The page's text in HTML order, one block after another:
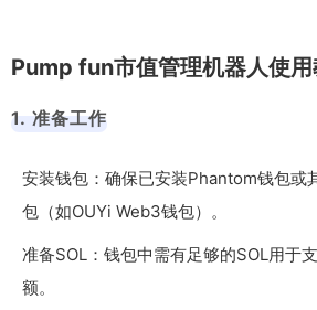
Pump fun市值管理机器人使用
1. 准备工作
安装钱包：确保已安装Phantom钱包或
包（如OUYi Web3钱包）。
准备SOL：钱包中需有足够的SOL用于
额。